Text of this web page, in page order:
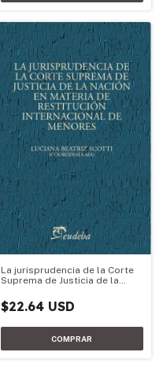
La jurisprudencia de la Corte
Suprema de Justicia de la
restitución internacion
$22.64 USD